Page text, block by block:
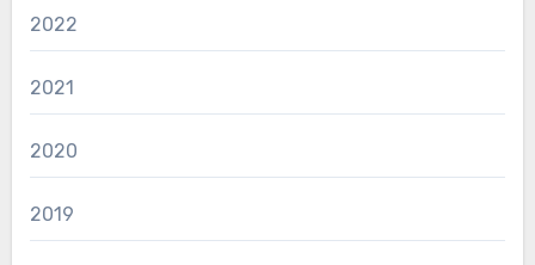
2022
2021
2020
2019